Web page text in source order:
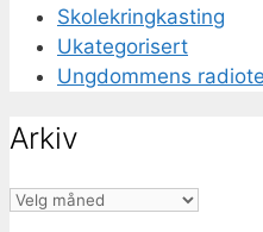
Skolekringkasting
Ukategorisert
Ungdommens
Arkiv
Arkiv